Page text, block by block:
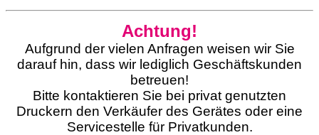
Achtung!
Aufgrund der vielen Anfragen weisen wir Sie
darauf hin, dass wir lediglich Geschäftskunden
betreuen!
Bitte kontaktieren Sie bei privat genutzten
Druckern den Verkäufer des Gerätes oder eine
Servicestelle für Privatkunden.